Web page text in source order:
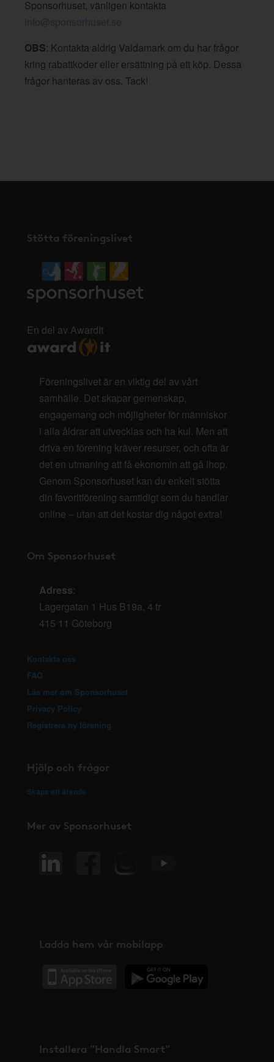
Sponsorhuset, vänligen kontakta
info@sponsorhuset.se
OBS: Kontakta aldrig Valdamark om du har frågor
kring rabattkoder eller ersättning på ett köp. Dessa
frågor hanteras av oss. Tack!
Stötta föreningslivet
En del av AwardIt
Föreningslivet är en viktig del av vårt
samhälle. Det skapar gemenskap,
engagemang och möjligheter för människor
i alla åldrar att utvecklas och ha kul. Men att
driva en förening kräver resurser, och ofta är
det en utmaning att få ekonomin att gå ihop.
Genom Sponsorhuset kan du enkelt stötta
din favoritförening samtidigt som du handlar
online – utan att det kostar dig något extra!
Om Sponsorhuset
Adress:
Lagergatan 1 Hus B19a, 4 tr
415 11 Göteborg
Kontakta oss
FAQ
Läs mer om Sponsorhuset
Privacy Policy
Registrera ny förening
Hjälp och frågor
Skapa ett ärende
Mer av Sponsorhuset
Ladda hem vår mobilapp
Installera "Handla Smart"